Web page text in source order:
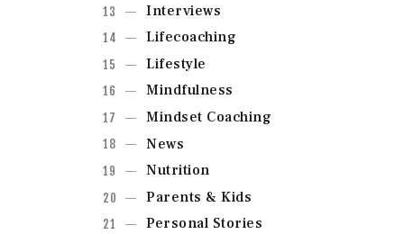
Interviews
Lifecoaching
Lifestyle
Mindfulness
Mindset Coaching
News
Nutrition
Parents & Kids
Personal Stories